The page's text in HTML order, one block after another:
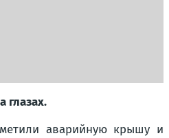
глазах.
аварийную крышу и